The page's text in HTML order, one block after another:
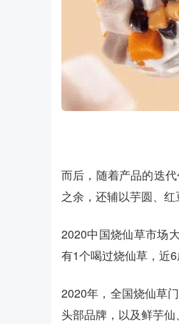
而后，随着产品的迭
之余，还辅以芋圆、
2020中国烧仙草市场
有1个喝过烧仙草，近
2020年，全国烧仙草
头部品牌，以及鲜芋仙